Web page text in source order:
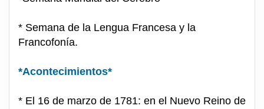
* Semana de la Lengua Francesa y la
Francofonía.
*Acontecimientos*
* El 16 de marzo de 1781: en el Nuevo Reino de